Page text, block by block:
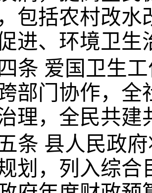
包括农村改水
进、环境卫生
条 爱国卫生
部门协作，全
理，全民共建
条 县人民政
划，列入综合